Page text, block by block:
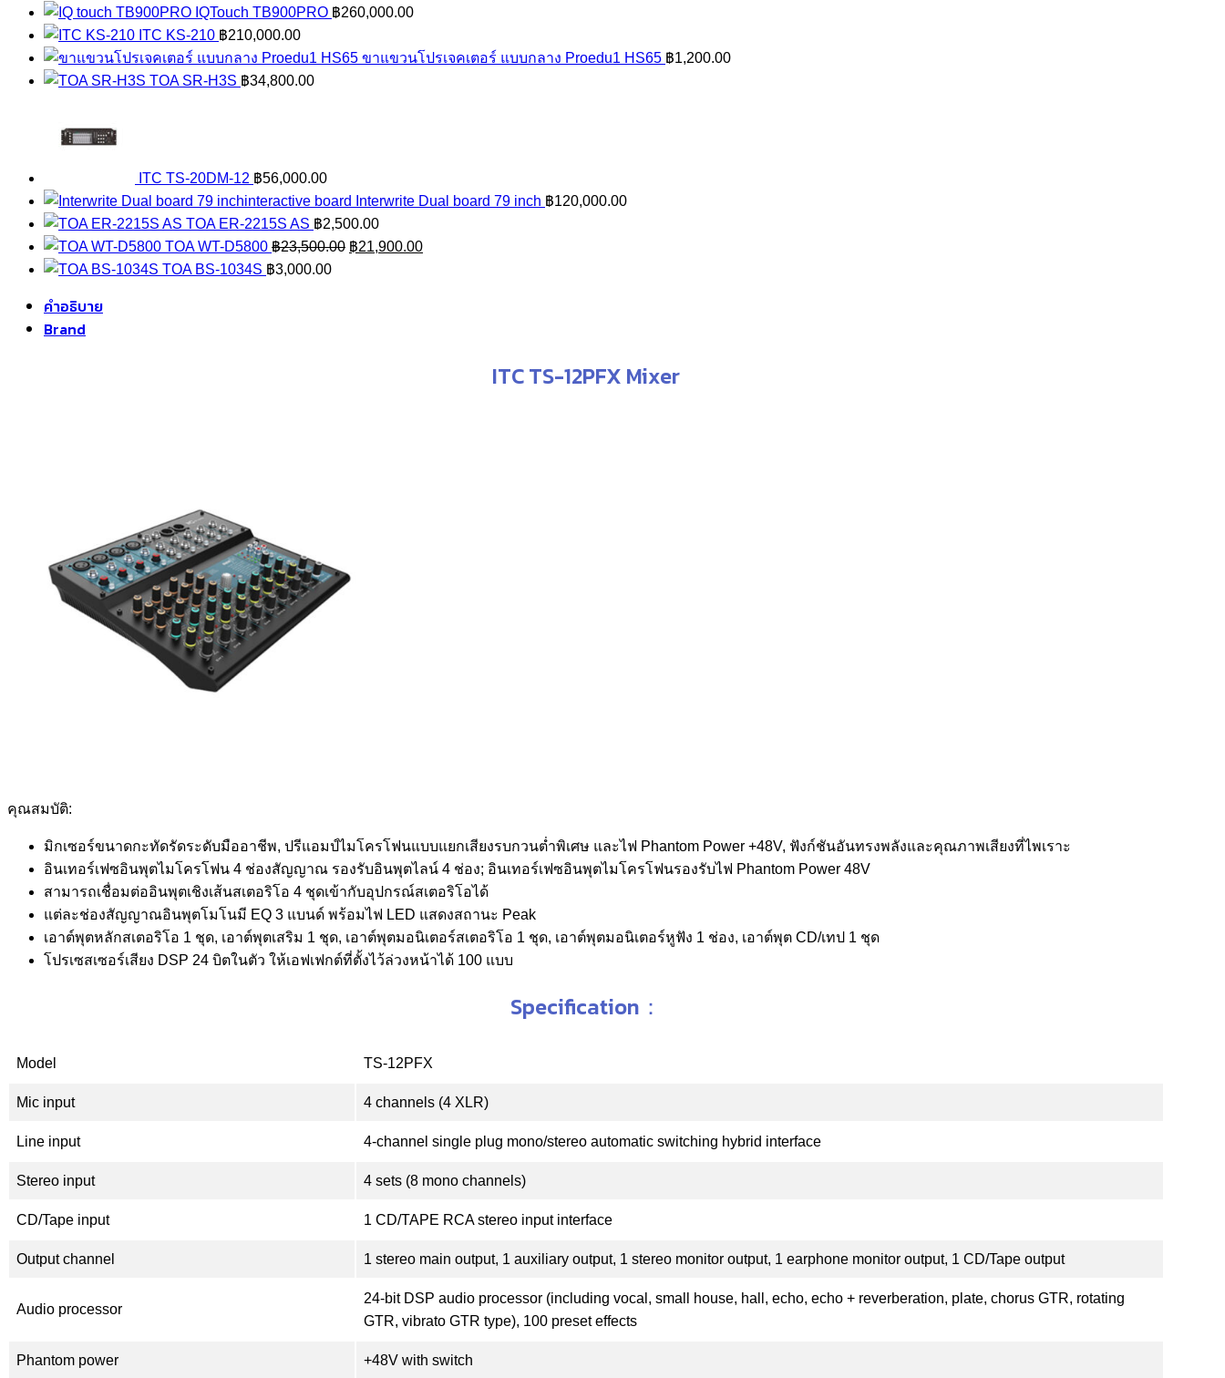
IQTouch TB900PRO ฿260,000.00
ITC KS-210 ฿210,000.00
ขาแขวนโปรเจคเตอร์ แบบกลาง Proedu1 HS65 ฿1,200.00
TOA SR-H3S ฿34,800.00
ITC TS-20DM-12 ฿56,000.00
Interwrite Dual board 79 inch ฿120,000.00
TOA ER-2215S AS ฿2,500.00
TOA WT-D5800 ฿23,500.00 Original
฿21,900.00Current
TOA BS-1034S ฿3,000.00
คำอธิบาย
Brand
ITC TS-12PFX Mixer
คุณสมบัติ:
มิกเซอร์ขนาดกะทัดรัดระดับมืออาชีพ, ปรีแอมป์ไมโครโฟนแบบแยกเสียงรบกวนต่ำพิเศษ และไฟ Phantom Power +48V, ฟังก์ชันอันทรงพลังและคุณภาพเสียงที่ไพเราะ
อินเทอร์เฟซอินพุตไมโครโฟน 4 ช่องสัญญาณ รองรับอินพุตไลน์ 4 ช่อง; อินเทอร์เฟซอินพุตไมโครโฟนรองรับไฟ Phantom Power 48V
สามารถเชื่อมต่ออินพุตเชิงเส้นสเตอริโอ 4 ชุดเข้ากับอุปกรณ์สเตอริโอได้
แต่ละช่องสัญญาณอินพุตโมโนมี EQ 3 แบนด์ พร้อมไฟ LED แสดงสถานะ Peak
เอาต์พุตหลักสเตอริโอ 1 ชุด, เอาต์พุตเสริม 1 ชุด, เอาต์พุตมอนิเตอร์สเตอริโอ 1 ชุด, เอาต์พุตมอนิเตอร์หูฟัง 1 ช่อง, เอาต์พุต CD/เทป 1 ชุด
โปรเซสเซอร์เสียง DSP 24 บิตในตัว ให้เอฟเฟกต์ที่ตั้งไว้ล่วงหน้าได้ 100 แบบ
Specification：
Model TS-12PFX
Mic input 4 channels (4 XLR)
Line input 4-channel single plug mono/stereo automatic switching hybrid interface
Stereo input 4 sets (8 mono channels)
CD/Tape input 1 CD/TAPE RCA stereo input interface
Output channel 1 stereo main output, 1 auxiliary output, 1 stereo monitor output, 1 earphone monitor output, 1 CD/Tape output
Audio processor
24-bit DSP audio processor (including vocal, small house, hall, echo, echo + reverberation, plate, chorus GTR, rotating
GTR, vibrato GTR type), 100 preset effects
Phantom power +48V with switch